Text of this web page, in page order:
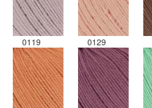
0119 0129